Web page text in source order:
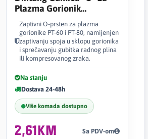
Plazma Gorionik
51620.60
Zaptivni O-prsten za plazma
gorionike PT-60 i PT-80, namijenjen
zaptivanju spoja u sklopu gorionika
i sprečavanju gubitka radnog plina
ili kompresovanog zraka.
Na stanju
Dostava 24-48h
Više komada dostupno
2,61KM Sa PDV-om